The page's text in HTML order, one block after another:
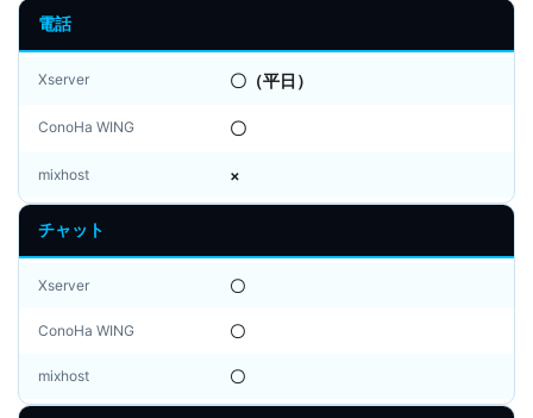
電話
Xserver 〇（平日）
ConoHa WING 〇
mixhost ×
チャット
Xserver 〇
ConoHa WING 〇
mixhost 〇